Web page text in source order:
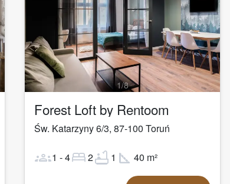
1/8
Forest Loft by Rentoom
Św. Katarzyny 6/3,87-100 Toruń
groups1 -4bed2bathtub 1 square_foot40 m²